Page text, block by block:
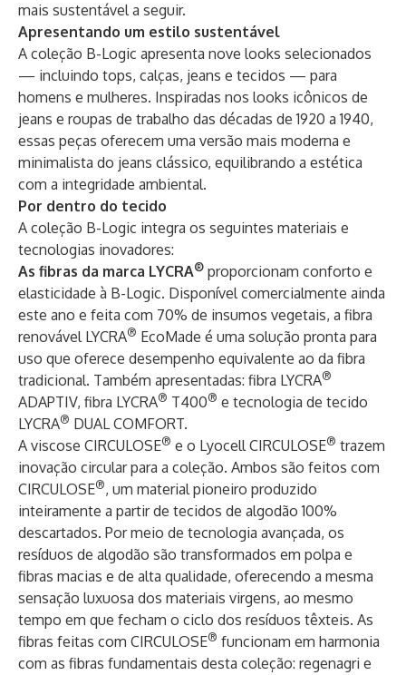
mais sustentável a seguir.
Apresentando um estilo sustentável
A coleção B-Logic apresenta nove looks selecionados
— incluindo tops, calças, jeans e tecidos — para
homens e mulheres. Inspiradas nos looks icônicos de
jeans e roupas de trabalho das décadas de 1920 a 1940,
essas peças oferecem uma versão mais moderna e
minimalista do jeans clássico, equilibrando a estética
com a integridade ambiental.
Por dentro do tecido
A coleção B-Logic integra os seguintes materiais e
tecnologias inovadores:
As fibras da marca LYCRA® proporcionam conforto e
elasticidade à B-Logic. Disponível comercialmente ainda
este ano e feita com 70% de insumos vegetais, a fibra
renovável LYCRA® EcoMade é uma solução pronta para
uso que oferece desempenho equivalente ao da fibra
tradicional. Também apresentadas: fibra LYCRA®
ADAPTIV, fibra LYCRA® T400® e tecnologia de tecido
LYCRA® DUAL COMFORT.
A viscose CIRCULOSE® e o Lyocell CIRCULOSE® trazem
inovação circular para a coleção. Ambos são feitos com
CIRCULOSE®, um material pioneiro produzido
inteiramente a partir de tecidos de algodão 100%
descartados. Por meio de tecnologia avançada, os
resíduos de algodão são transformados em polpa e
fibras macias e de alta qualidade, oferecendo a mesma
sensação luxuosa dos materiais virgens, ao mesmo
tempo em que fecham o ciclo dos resíduos têxteis. As
fibras feitas com CIRCULOSE® funcionam em harmonia
com as fibras fundamentais desta coleção: regenagri e